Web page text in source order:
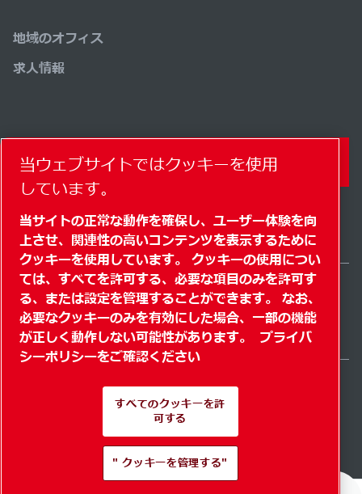
地域のオフィス
求人情報
コンタクトフォーム
サイトマップ" クッキーを管理する"© 2026 著作権
Japan / JA
Pioneering products.
Passionately applied.
当ウェブサイトではクッキーを使用
しています。
当サイトの正常な動作を確保し、ユーザー体験を向
上させ、関連性の高いコンテンツを表示するために
クッキーを使用しています。 クッキーの使用につい
ては、すべてを許可する、必要な項目のみを許可す
る、または設定を管理することができます。 なお、
必要なクッキーのみを有効にした場合、一部の機能
が正しく動作しない可能性があります。
プライバ
シーポリシーをご確認ください
すべてのクッキーを許
可する
" クッキーを管理する"